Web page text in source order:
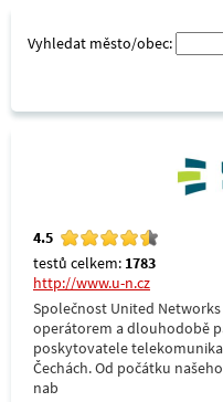
Vyhledat město/obec:
4.5
testů celkem: 1783
http://www.u-n.cz
Společnost United
operátorem a dlouhodobě
poskytovatele
Čechách. Od počátku
nab